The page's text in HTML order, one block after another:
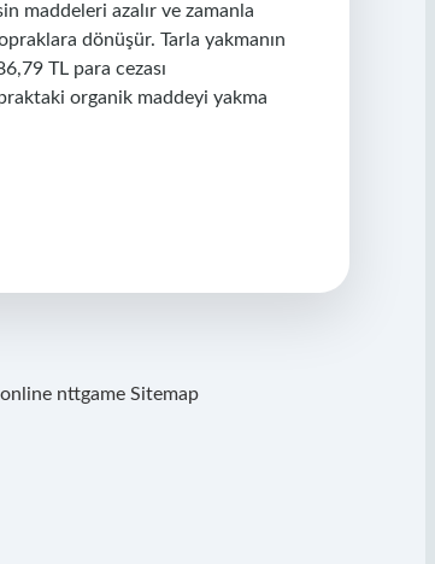
maddeleri azalır ve zamanla
dönüşür. Tarla yakmanın
TL para cezası
organik maddeyi yakma
nttgame Sitemap